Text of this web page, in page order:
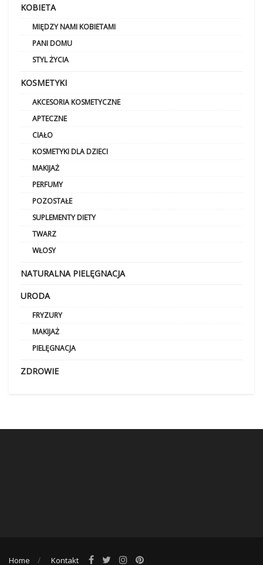
KOBIETA
MIĘDZY NAMI KOBIETAMI
PANI DOMU
STYL ŻYCIA
KOSMETYKI
AKCESORIA KOSMETYCZNE
APTECZNE
CIAŁO
KOSMETYKI DLA DZIECI
MAKIJAŻ
PERFUMY
POZOSTAŁE
SUPLEMENTY DIETY
TWARZ
WŁOSY
NATURALNA PIELĘGNACJA
URODA
FRYZURY
MAKIJAŻ
PIELĘGNACJA
ZDROWIE
Home Kontakt